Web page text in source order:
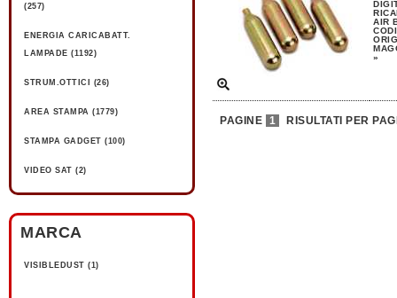
(257)
ENERGIA CARICABATT.
LAMPADE (1192)
STRUM.OTTICI (26)
AREA STAMPA (1779)
STAMPA GADGET (100)
VIDEO SAT (2)
MARCA
VISIBLEDUST (1)
AIR
»
PAGINE 1 RISULTATI PER